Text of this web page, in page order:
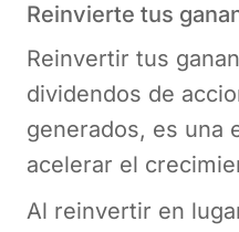
Reinvierte tus
Reinvertir tus
dividendos de
generados, es una
acelerar el
Al reinvertir en